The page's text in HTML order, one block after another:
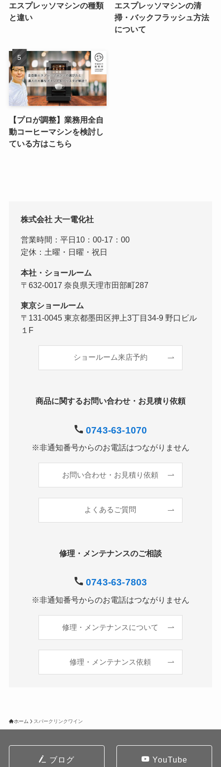
エスプレッソマシンの種類
と違い
エスプレッソマシンの清
掃・バックフラッシュ方法
について
【プロが調整】業務用全自
動コーヒーマシンを検討し
ている方はこちら
株式会社 大一電化社
営業時間：平日10：00-17：00
定休：土曜・日曜・祝日
本社・ショールーム
〒632-0017 奈良県天理市田部町287
東京ショールーム
〒131-0045 東京都墨田区押上3丁目34-9 野口ビル
１F
ショールーム来店予約
商品に関するお問い合わせ・お見積り依頼
0743-63-1070
※非通知番号からのお電話はつながりません
お問い合わせ・お見積り依頼
よくあるご質問
修理・メンテナンスのご相談
0743-63-7803
※非通知番号からのお電話はつながりません
修理・メンテナンスについて
修理・メンテナンス依頼
ホーム スパークリンクワイン
ブログ YouTube